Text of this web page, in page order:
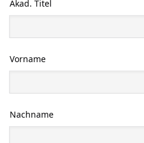
Akad. Titel
Vorname
Nachname